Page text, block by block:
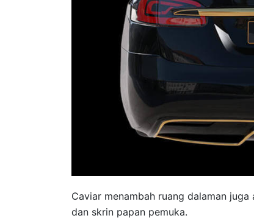
Caviar menambah ruang dalaman
dan skrin papan pemuka.